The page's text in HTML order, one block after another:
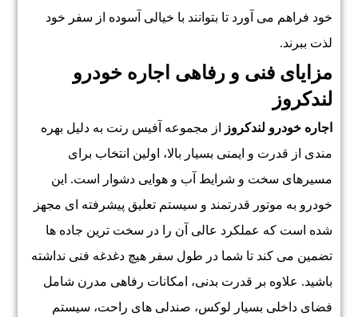
خود فراهم می آورد تا بتوانند با خیالی آسوده از سفر خود
لذت ببرند.
مزایای فنی و رفاهی اجاره خودرو
لندکروز
اجاره خودرو لندکروز
از مجموعه آفیس رنت به دلیل بهره
مندی از قدرت و ایمنی بسیار بالا، اولین انتخاب برای
مسیرهای سخت و شرایط آب و هوایی دشوار است. این
خودرو به موتور قدرتمند و سیستم تعلیق پیشرفته ای مجهز
شده است که عملکرد عالی آن را در سخت ترین جاده ها
تضمین می کند تا شما در طول سفر هیچ دغدغه فنی نداشته
باشید. علاوه بر قدرت بدنی، امکانات رفاهی مدرن شامل
فضای داخلی بسیار لوکس، صندلی های راحت، سیستم